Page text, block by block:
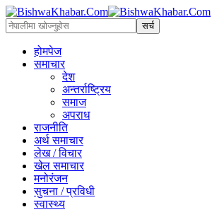
होमपेज
समाचार
देश
अन्तर्राष्ट्रिय
समाज
अपराध
राजनीति
अर्थ समाचार
लेख / विचार
खेल समाचार
मनोरंजन
सुचना / प्रविधी
स्वास्थ्य